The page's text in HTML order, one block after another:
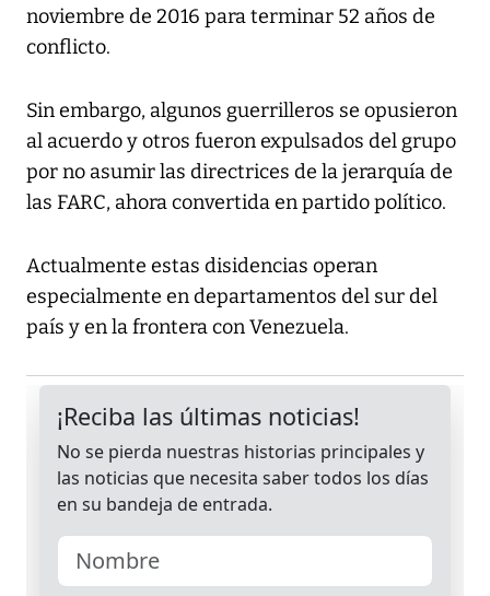
noviembre de 2016 para terminar 52 años de
conflicto.
Sin embargo, algunos guerrilleros se opusieron
al acuerdo y otros fueron expulsados del grupo
por no asumir las directrices de la jerarquía de
las FARC, ahora convertida en partido político.
Actualmente estas disidencias operan
especialmente en departamentos del sur del
país y en la frontera con Venezuela.